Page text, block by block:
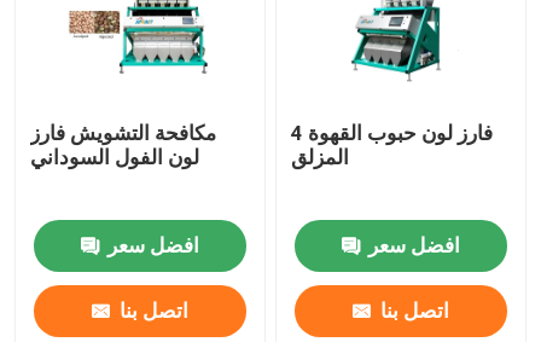
مكافحة التشويش فارز
لون الفول السوداني
افضل سعر
اتصل بنا
4 فارز لون حبوب القهوة
المزلق
افضل سعر
اتصل بنا